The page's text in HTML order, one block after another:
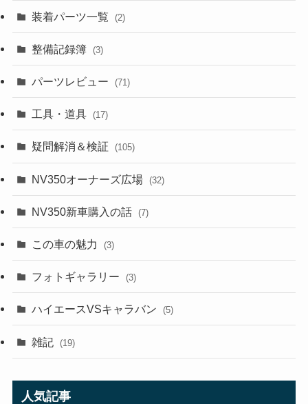
装着パーツ一覧 (2)
整備記録簿 (3)
パーツレビュー (71)
工具・道具 (17)
疑問解消＆検証 (105)
NV350オーナーズ広場 (32)
NV350新車購入の話 (7)
この車の魅力 (3)
フォトギャラリー (3)
ハイエースVSキャラバン (5)
雑記 (19)
人気記事